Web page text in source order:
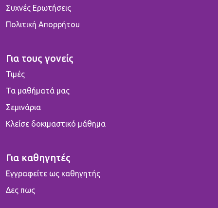
Συχνές Ερωτήσεις
Πολιτική Απορρήτου
Για τους γονείς
Τιμές
Τα μαθήματά μας
Σεμινάρια
Κλείσε δοκιμαστικό μάθημα
Για καθηγητές
Εγγραφείτε ως καθηγητής
Δες πως